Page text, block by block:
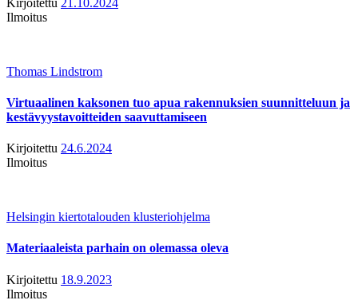
Ilmoitus
Thomas Lindstrom
Virtuaalinen kaksonen tuo apua rakennuksien suunnitteluun ja
kestävyystavoitteiden saavuttamiseen
Kirjoitettu 24.6.2024
Ilmoitus
Helsingin kiertotalouden klusteriohjelma
Materiaaleista parhain on olemassa oleva
Kirjoitettu 18.9.2023
Ilmoitus